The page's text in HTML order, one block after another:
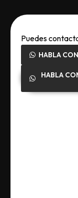
Puedes
HABLA
HABLA